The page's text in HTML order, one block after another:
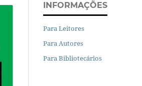
INFORMAÇÕES
Para Leitores
Para Autores
Para Bibliotecários